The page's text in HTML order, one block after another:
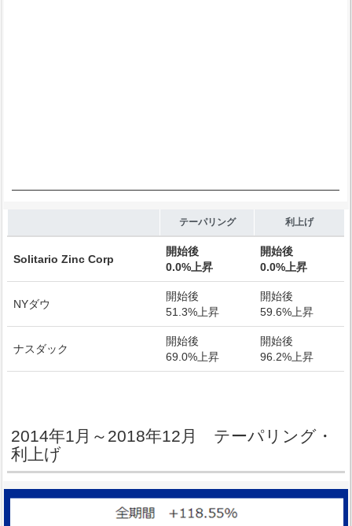
テーパリング 利上げ
Solitario Zinc Corp
開始後
0.0%上昇
開始後
0.0%上昇
NYダウ
開始後
51.3%上昇
開始後
59.6%上昇
ナスダック
開始後
69.0%上昇
開始後
96.2%上昇
2014年1月～2018年12月 テーパリング・
利上げ